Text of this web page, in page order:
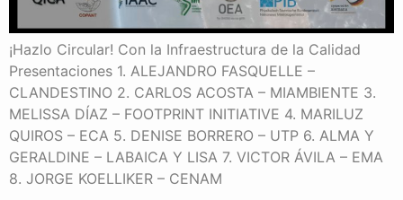
¡Hazlo Circular! Con la Infraestructura de la Calidad
Presentaciones 1. ALEJANDRO FASQUELLE –
CLANDESTINO 2. CARLOS ACOSTA – MIAMBIENTE 3.
MELISSA DÍAZ – FOOTPRINT INITIATIVE 4. MARILUZ
QUIROS – ECA 5. DENISE BORRERO – UTP 6. ALMA Y
GERALDINE – LABAICA Y LISA 7. VICTOR ÁVILA – EMA
8. JORGE KOELLIKER – CENAM